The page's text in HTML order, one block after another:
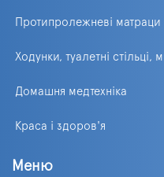
Протипролежневі
Ходунки, туалетні стільці,
Домашня медтехніка
Краса і здоров'я
Меню